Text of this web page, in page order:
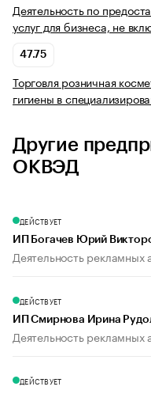
Деятельность по
услуг для бизнеса, не
47.75
Торговля розничная
гигиены в
Другие
ОКВЭД
ДЕЙСТВУЕТ
ИП Богачев Юрий
Деятельность рекламных
ДЕЙСТВУЕТ
ИП Смирнова Ирина
Деятельность рекламных
ДЕЙСТВУЕТ